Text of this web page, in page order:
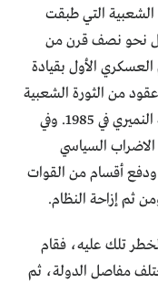
الشعبية التي طبقت
قبل نحو نصف قرن من
الأول بقيادة
وقرابة ثلاثة عقود من الثورة الشعبية
التي أطاحت بالحكم العسكري الثاني بزعامة النميري في 1985. وفي
الاضراب السياسي
ودفع أقسام من القوات
ثم إزاحة النظام.
تلك عليه، فقام
مفاصل الدولة، ثم